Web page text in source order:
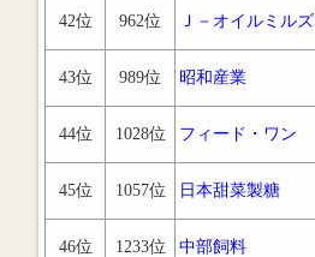
42位 962位 Ｊ－オイルミルズ
43位 989位 昭和産業
44位 1028位 フィード・ワン
45位 1057位 日本甜菜製糖
46位 1233位 中部飼料